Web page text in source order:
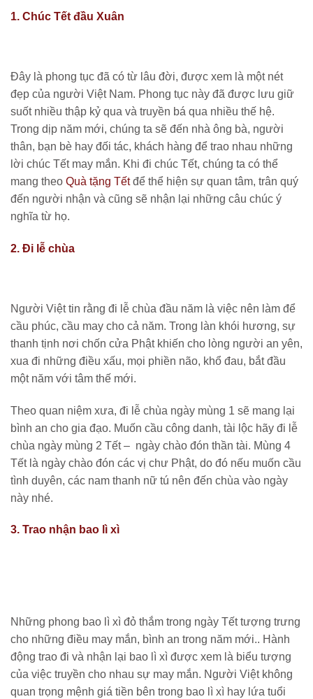
1. Chúc Tết đầu Xuân
Đây là phong tục đã có từ lâu đời, được xem là một nét
đẹp của người Việt Nam. Phong tục này đã được lưu giữ
suốt nhiều thập kỷ qua và truyền bá qua nhiều thế hệ.
Trong dịp năm mới, chúng ta sẽ đến nhà ông bà, người
thân, bạn bè hay đối tác, khách hàng để trao nhau những
lời chúc Tết may mắn. Khi đi chúc Tết, chúng ta có thể
mang theo Quà tặng Tếtđể thể hiện sự quan tâm, trân quý
đến người nhận và cũng sẽ nhận lại những câu chúc ý
nghĩa từ họ.
2. Đi lễ chùa
Người Việt tin rằng đi lễ chùa đầu năm là việc nên làm để
cầu phúc, cầu may cho cả năm. Trong làn khói hương, sự
thanh tịnh nơi chốn cửa Phật khiến cho lòng người an yên,
xua đi những điều xấu, mọi phiền não, khổ đau, bắt đầu
một năm với tâm thế mới.
Theo quan niệm xưa, đi lễ chùa ngày mùng 1 sẽ mang lại
bình an cho gia đạo. Muốn cầu công danh, tài lộc hãy đi lễ
chùa ngày mùng 2 Tết – ngày chào đón thần tài. Mùng 4
Tết là ngày chào đón các vị chư Phật, do đó nếu muốn cầu
tình duyên, các nam thanh nữ tú nên đến chùa vào ngày
này nhé.
3. Trao nhận bao lì xì
Những phong bao lì xì đỏ thắm trong ngày Tết tượng trưng
cho những điều may mắn, bình an trong năm mới.. Hành
động trao đi và nhận lại bao lì xì được xem là biểu tượng
của việc truyền cho nhau sự may mắn. Người Việt không
quan trọng mệnh giá tiền bên trong bao lì xì hay lứa tuổi